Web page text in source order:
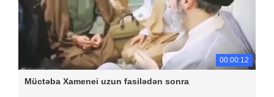
00:00:12
Müctəba Xamenei uzun fasilədən sonra